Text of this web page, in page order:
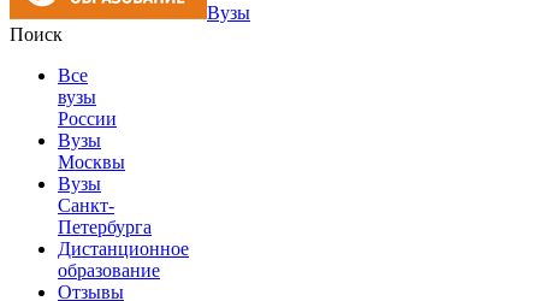
Вузы
Поиск
Все
вузы
России
Вузы
Москвы
Вузы
Санкт-
Петербурга
Дистанционное
образование
Отзывы